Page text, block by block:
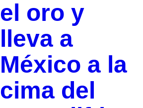
el oro y
lleva a
México a la
cima del